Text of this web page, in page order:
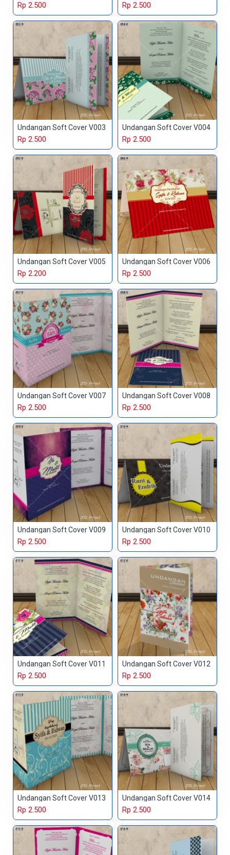
Rp 2.500 Rp 2.500
Undangan Soft Cover V003
Rp 2.500
Undangan Soft Cover V004
Rp 2.500
Undangan Soft Cover V005
Rp 2.200
Undangan Soft Cover V006
Rp 2.500
Undangan Soft Cover V007
Rp 2.500
Undangan Soft Cover V008
Rp 2.500
Undangan Soft Cover V009
Rp 2.500
Undangan Soft Cover V010
Rp 2.500
Undangan Soft Cover V011
Rp 2.500
Undangan Soft Cover V012
Rp 2.500
Undangan Soft Cover V013
Rp 2.500
Undangan Soft Cover V014
Rp 2.500